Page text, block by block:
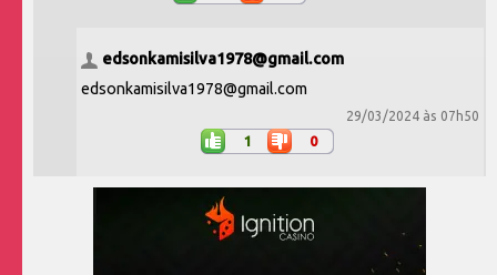
edsonkamisilva1978@gmail.com
edsonkamisilva1978@gmail.com
29/03/2024 às 07h50
1 0